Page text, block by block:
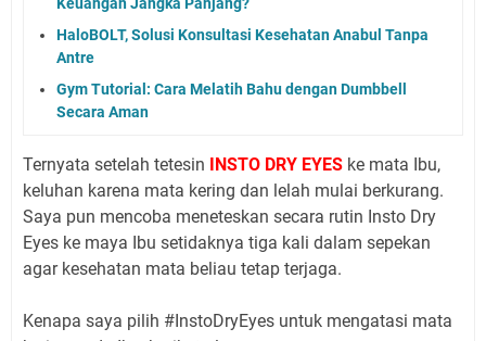
HaloBOLT, Solusi Konsultasi Kesehatan Anabul Tanpa
Antre
Gym Tutorial: Cara Melatih Bahu dengan Dumbbell
Secara Aman
Ternyata setelah tetesin INSTO DRY EYES ke mata Ibu,
keluhan karena mata kering dan lelah mulai berkurang.
Saya pun mencoba meneteskan secara rutin Insto Dry
Eyes ke maya Ibu setidaknya tiga kali dalam sepekan
agar kesehatan mata beliau tetap terjaga.
Kenapa saya pilih #InstoDryEyes untuk mengatasi mata